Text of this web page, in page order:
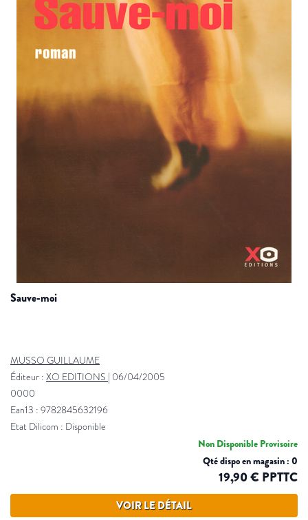
sauve-moi
MUSSO GUILLAUME
Éditeur : XO EDITIONS | 06/04/2005
0000
Ean13 : 9782845632196
Etat Dilicom : Disponible
Non Disponible Provisoire
Qté dispo en magasin : 0
19,90 € PPTTC
VOIR LE DÉTAIL